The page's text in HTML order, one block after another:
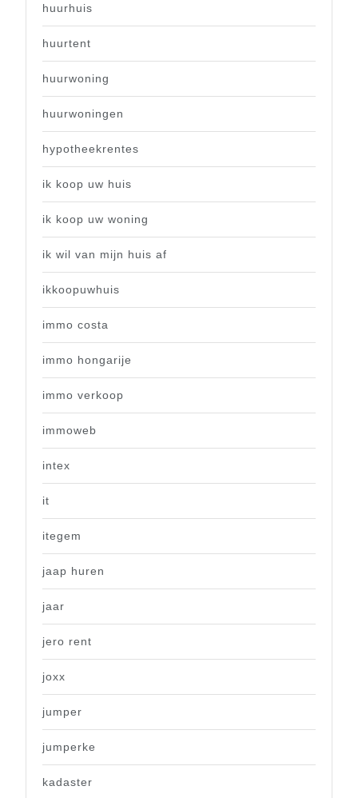
huurhuis
huurtent
huurwoning
huurwoningen
hypotheekrentes
ik koop uw huis
ik koop uw woning
ik wil van mijn huis af
ikkoopuwhuis
immo costa
immo hongarije
immo verkoop
immoweb
intex
it
itegem
jaap huren
jaar
jero rent
joxx
jumper
jumperke
kadaster